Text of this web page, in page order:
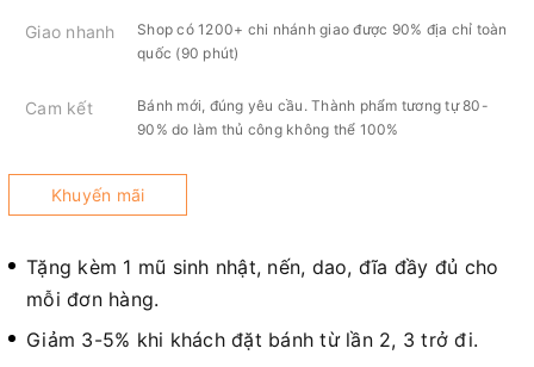
Giao nhanh
Shop có 1200+ chi nhánh giao được 90% địa chỉ toàn
quốc (90 phút)
Cam kết
Bánh mới, đúng yêu cầu. Thành phẩm tương tự 80-
90% do làm thủ công không thể 100%
Khuyến mãi
Tặng kèm 1 mũ sinh nhật, nến, dao, đĩa đầy đủ cho
mỗi đơn hàng.
Giảm 3-5% khi khách đặt bánh từ lần 2, 3 trở đi.